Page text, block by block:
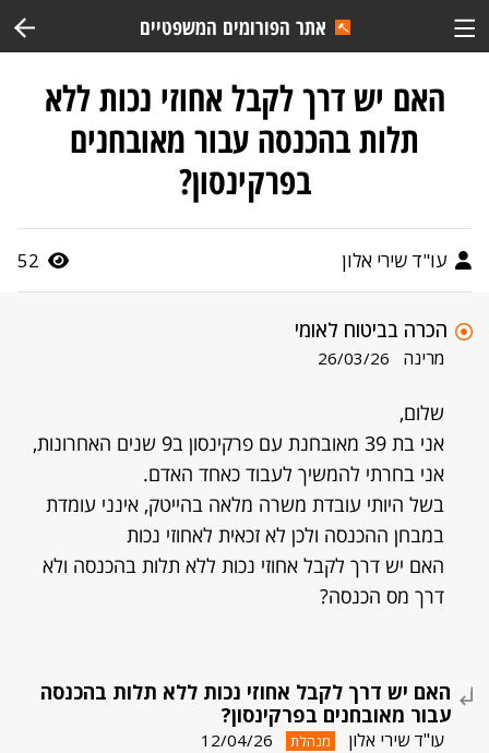
אתר הפורומים המשפטיים
האם יש דרך לקבל אחוזי נכות ללא
תלות בהכנסה עבור מאובחנים
בפרקינסון?
עו"ד שירי אלון 52
הכרה בביטוח לאומי
מרינה 26/03/26
שלום,
אני בת 39 מאובחנת עם פרקינסון ב9 שנים האחרונות,
אני בחרתי להמשיך לעבוד כאחד האדם.
בשל היותי עובדת משרה מלאה בהייטק, אינני עומדת
במבחן ההכנסה ולכן לא זכאית לאחוזי נכות
האם יש דרך לקבל אחוזי נכות ללא תלות בהכנסה ולא
דרך מס הכנסה?
האם יש דרך לקבל אחוזי נכות ללא תלות בהכנסה
עבור מאובחנים בפרקינסון?
עו"ד שירי אלון מנהלת 12/04/26